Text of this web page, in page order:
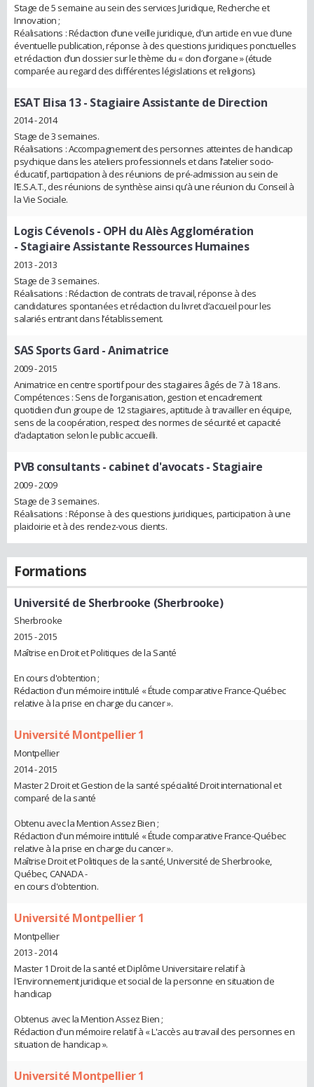
Stage de 5 semaine au sein des services Juridique, Recherche et
Innovation ;
Réalisations : Rédaction d’une veille juridique, d’un article en vue d’une
éventuelle publication, réponse à des questions juridiques ponctuelles
et rédaction d’un dossier sur le thème du « don d’organe » (étude
comparée au regard des différentes législations et religions).
ESAT Elisa 13- Stagiaire Assistante de Direction
2014 - 2014
Stage de 3 semaines.
Réalisations : Accompagnement des personnes atteintes de handicap
psychique dans les ateliers professionnels et dans l’atelier socio-
éducatif, participation à des réunions de pré-admission au sein de
l’E.S.A.T., des réunions de synthèse ainsi qu’à une réunion du Conseil à
la Vie Sociale.
Logis Cévenols - OPH du Alès Agglomération
- Stagiaire Assistante Ressources Humaines
2013 - 2013
Stage de 3 semaines.
Réalisations : Rédaction de contrats de travail, réponse à des
candidatures spontanées et rédaction du livret d’accueil pour les
salariés entrant dans l’établissement.
SAS Sports Gard - Animatrice
2009 - 2015
Animatrice en centre sportif pour des stagiaires âgés de 7 à 18 ans.
Compétences : Sens de l’organisation, gestion et encadrement
quotidien d’un groupe de 12 stagiaires, aptitude à travailler en équipe,
sens de la coopération, respect des normes de sécurité et capacité
d’adaptation selon le public accueilli.
PVB consultants - cabinet d'avocats- Stagiaire
2009 - 2009
Stage de 3 semaines.
Réalisations : Réponse à des questions juridiques, participation à une
plaidoirie et à des rendez-vous clients.
Formations
Université de Sherbrooke (Sherbrooke)
Sherbrooke
2015 - 2015
Maîtrise en Droit et Politiques de la Santé
En cours d'obtention ;
Rédaction d'un mémoire intitulé « Étude comparative France-Québec
relative à la prise en charge du cancer ».
Université Montpellier 1
Montpellier
2014 - 2015
Master 2 Droit et Gestion de la santé spécialité Droit international et
comparé de la santé
Obtenu avec la Mention Assez Bien ;
Rédaction d'un mémoire intitulé « Étude comparative France-Québec
relative à la prise en charge du cancer ».
Maîtrise Droit et Politiques de la santé, Université de Sherbrooke,
Québec, CANADA -
en cours d'obtention.
Université Montpellier 1
Montpellier
2013 - 2014
Master 1 Droit de la santé et Diplôme Universitaire relatif à
l'Environnement juridique et social de la personne en situation de
handicap
Obtenus avec la Mention Assez Bien ;
Rédaction d'un mémoire relatif à « L'accès au travail des personnes en
situation de handicap ».
Université Montpellier 1